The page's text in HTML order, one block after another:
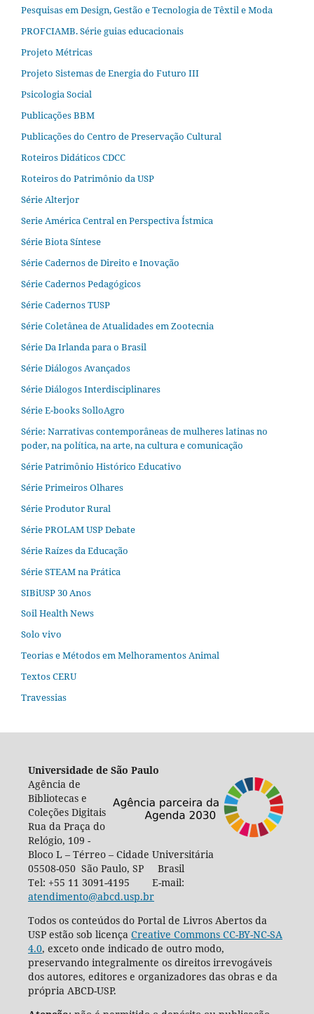
Pesquisas em Design, Gestão e Tecnologia de Têxtil e Moda
PROFCIAMB. Série guias educacionais
Projeto Métricas
Projeto Sistemas de Energia do Futuro III
Psicologia Social
Publicações BBM
Publicações do Centro de Preservação Cultural
Roteiros Didáticos CDCC
Roteiros do Patrimônio da USP
Série Alterjor
Serie América Central en Perspectiva Ístmica
Série Biota Síntese
Série Cadernos de Direito e Inovação
Série Cadernos Pedagógicos
Série Cadernos TUSP
Série Coletânea de Atualidades em Zootecnia
Série Da Irlanda para o Brasil
Série Diálogos Avançados
Série Diálogos Interdisciplinares
Série E-books SolloAgro
Série: Narrativas contemporâneas de mulheres latinas no
poder, na política, na arte, na cultura e comunicação
Série Patrimônio Histórico Educativo
Série Primeiros Olhares
Série Produtor Rural
Série PROLAM USP Debate
Série Raízes da Educação
Série STEAM na Prática
SIBiUSP 30 Anos
Soil Health News
Solo vivo
Teorias e Métodos em Melhoramentos Animal
Textos CERU
Travessias
Universidade de São Paulo
Agência de
Bibliotecas e
Coleções Digitais
Rua da Praça do
Relógio, 109 -
Bloco L – Térreo – Cidade Universitária
05508-050 São Paulo, SP Brasil
Tel: +55 11 3091-4195 E-mail:
atendimento@abcd.usp.br
Todos os conteúdos do Portal de Livros Abertos da
USP estão sob licença Creative Commons CC-BY-NC-SA
4.0, exceto onde indicado de outro modo,
preservando integralmente os direitos irrevogáveis
dos autores, editores e organizadores das obras e da
própria ABCD-USP.